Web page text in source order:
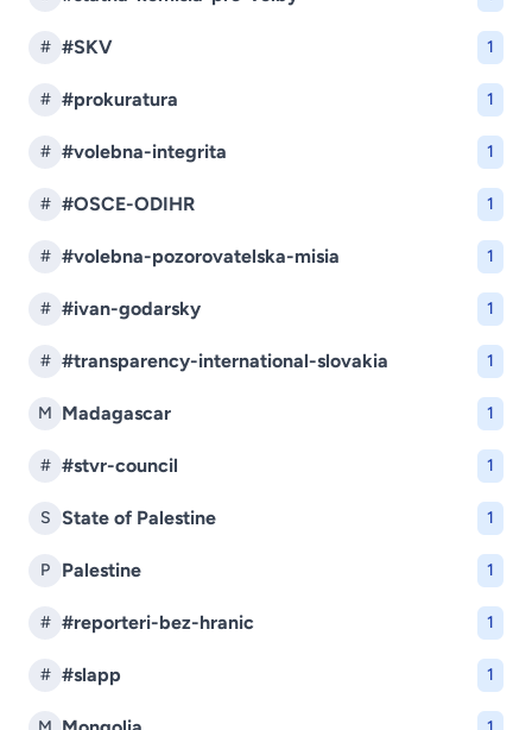
# #SKV 1
# #prokuratura 1
# #volebna-integrita 1
# #OSCE-ODIHR 1
# #volebna-pozorovatelska-misia 1
# #ivan-godarsky 1
# #transparency-international-slovakia 1
M Madagascar 1
# #stvr-council 1
S State of Palestine 1
P Palestine 1
# #reporteri-bez-hranic 1
# #slapp 1